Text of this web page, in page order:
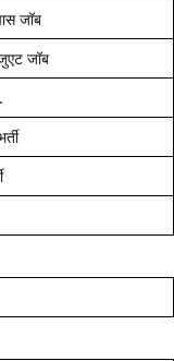
जॉब
जॉब